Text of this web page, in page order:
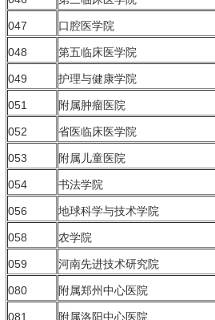
047 口腔医学院
048 第五临床医学院
049 护理与健康学院
051 附属肿瘤医院
052 省医临床医学院
053 附属儿童医院
054 书法学院
056 地球科学与技术学院
058 农学院
059 河南先进技术研究院
080 附属郑州中心医院
081 附属洛阳中心医院